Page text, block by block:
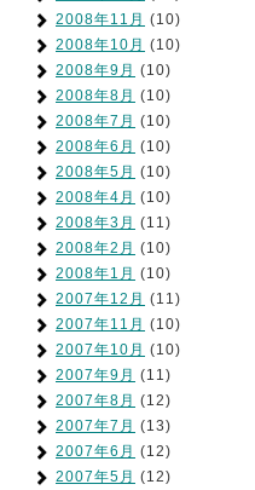
2008年11月 (10)
2008年10月 (10)
2008年9月 (10)
2008年8月 (10)
2008年7月 (10)
2008年6月 (10)
2008年5月 (10)
2008年4月 (10)
2008年3月 (11)
2008年2月 (10)
2008年1月 (10)
2007年12月 (11)
2007年11月 (10)
2007年10月 (10)
2007年9月 (11)
2007年8月 (12)
2007年7月 (13)
2007年6月 (12)
2007年5月 (12)